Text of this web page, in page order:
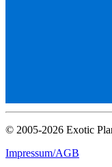
© 2005-2026 Exotic
Impressum/AGB